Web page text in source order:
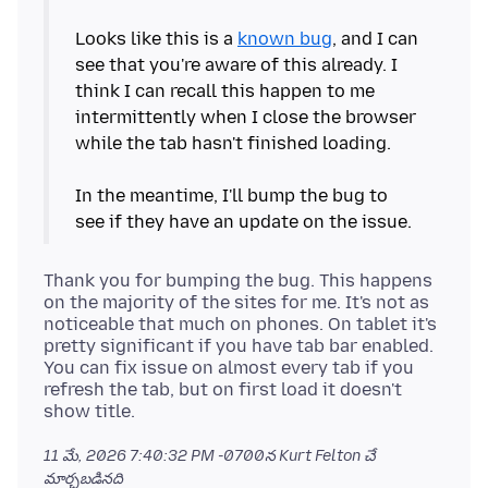
Looks like this is a known bug, and I can
see that you're aware of this already. I
think I can recall this happen to me
intermittently when I close the browser
while the tab hasn't finished loading.
In the meantime, I'll bump the bug to
Thank you for bumping the bug. This happens
on the majority of the sites for me. It's not as
noticeable that much on phones. On tablet it's
pretty significant if you have tab bar enabled.
You can fix issue on almost every tab if you
refresh the tab, but on first load it doesn't
11 మే, 2026 7:40:32 PM -0700న Kurt Felton చే
మార్చబడినది